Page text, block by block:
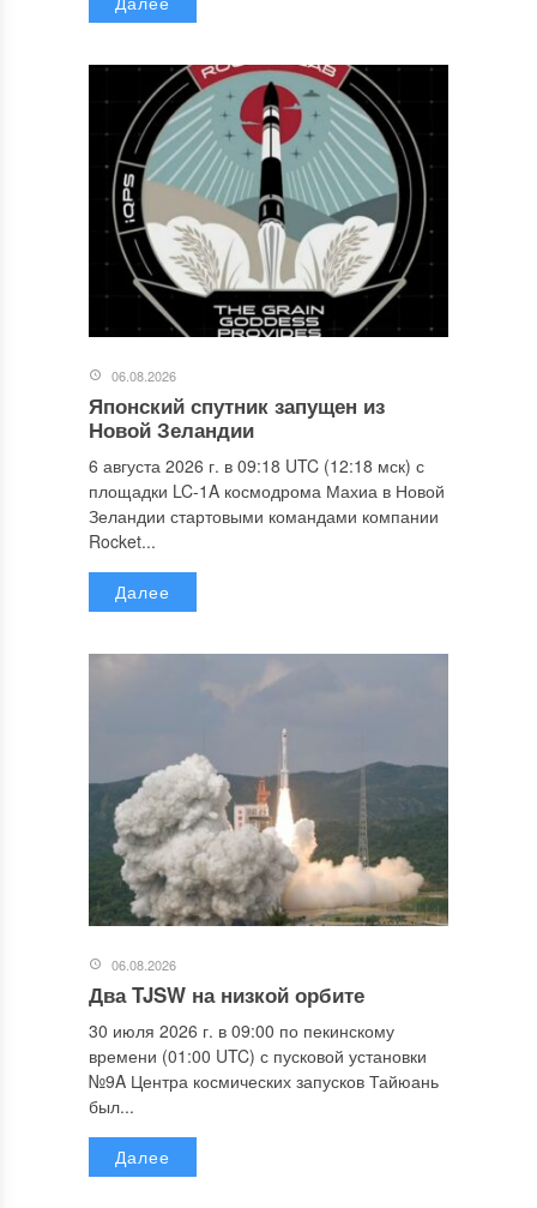
06.08.2026
Японский спутник запущен из
Новой Зеландии
6 августа 2026 г. в 09:18 UTC (12:18 мск) с
площадки LC-1A космодрома Махиа в Новой
Зеландии стартовыми командами компании
Rocket...
Далее
06.08.2026
Два TJSW на низкой орбите
30 июля 2026 г. в 09:00 по пекинскому
времени (01:00 UTC) с пусковой установки
№9A Центра космических запусков Тайюань
был...
Далее